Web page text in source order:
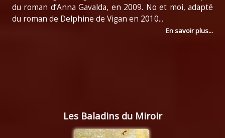
du roman d’Anna Gavalda, en 2009. No et moi, adapté
du roman de Delphine de Vigan en 2010...
En savoir plus...
Les Baladins du Miroir